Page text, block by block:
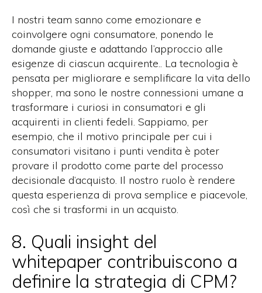
I nostri team sanno come emozionare e
coinvolgere ogni consumatore, ponendo le
domande giuste e adattando l’approccio alle
esigenze di ciascun acquirente.. La tecnologia è
pensata per migliorare e semplificare la vita dello
shopper, ma sono le nostre connessioni umane a
trasformare i curiosi in consumatori e gli
acquirenti in clienti fedeli. Sappiamo, per
esempio, che il motivo principale per cui i
consumatori visitano i punti vendita è poter
provare il prodotto come parte del processo
decisionale d’acquisto. Il nostro ruolo è rendere
questa esperienza di prova semplice e piacevole,
così che si trasformi in un acquisto.
8. Quali insight del
whitepaper contribuiscono a
definire la strategia di CPM?